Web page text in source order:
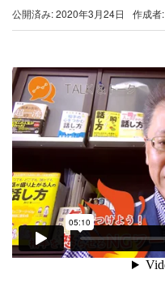
公開済み: 2020年3月24日 作成者: